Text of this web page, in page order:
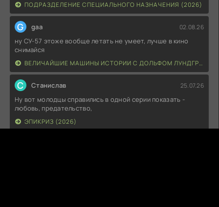
ПОДРАЗДЕЛЕНИЕ СПЕЦИАЛЬНОГО НАЗНАЧЕНИЯ (2026)
G gaa 02.08.26
ну СУ-57 этоже вообще летать не умеет, лучше в кино
снимайся
ВЕЛИЧАЙШИЕ МАШИНЫ ИСТОРИИ С ДОЛЬФОМ ЛУНДГРЕНОМ (2026)
С Станислав 25.07.26
Ну вот молодцы справились в одной серии показать -
любовь, предательство,
ЭПИКРИЗ (2026)